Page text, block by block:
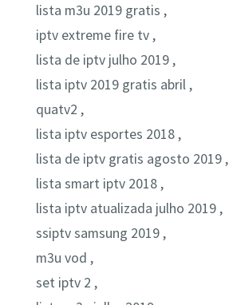
lista m3u 2019 gratis ,
iptv extreme fire tv ,
lista de iptv julho 2019 ,
lista iptv 2019 gratis abril ,
quatv2 ,
lista iptv esportes 2018 ,
lista de iptv gratis agosto 2019 ,
lista smart iptv 2018 ,
lista iptv atualizada julho 2019 ,
ssiptv samsung 2019 ,
m3u vod ,
set iptv 2 ,